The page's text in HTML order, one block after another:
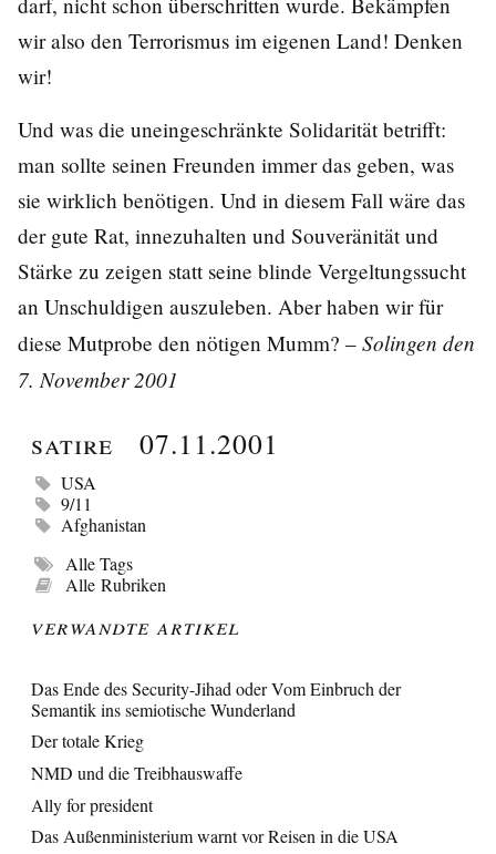
wir also den Terrorismus im eigenen Land! Denken
wir!
Und was die uneingeschränkte Solidarität betrifft:
man sollte seinen Freunden immer das geben, was
sie wirklich benötigen. Und in diesem Fall wäre das
der gute Rat, innezuhalten und Souveränität und
Stärke zu zeigen statt seine blinde Vergeltungssucht
an Unschuldigen auszuleben. Aber haben wir für
diese Mutprobe den nötigen Mumm? – Solingen den
7. November 2001
Satire 07.11.2001
USA
9/11
Afghanistan
Alle Tags
Alle Rubriken
Verwandte Artikel
Das Ende des Security-Jihad oder Vom Einbruch der
Semantik ins semiotische Wunderland
Der totale Krieg
NMD und die Treibhauswaffe
Ally for president
Das Außenministerium warnt vor Reisen in die USA